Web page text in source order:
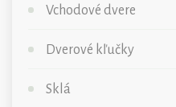
Vchodové dvere
Dverové kľučky
Sklá